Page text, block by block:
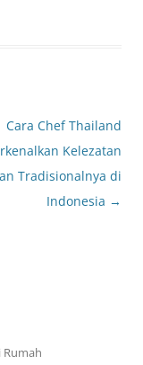
Cara Chef Thailand
Kelezatan
Tradisionalnya di
Indonesia →